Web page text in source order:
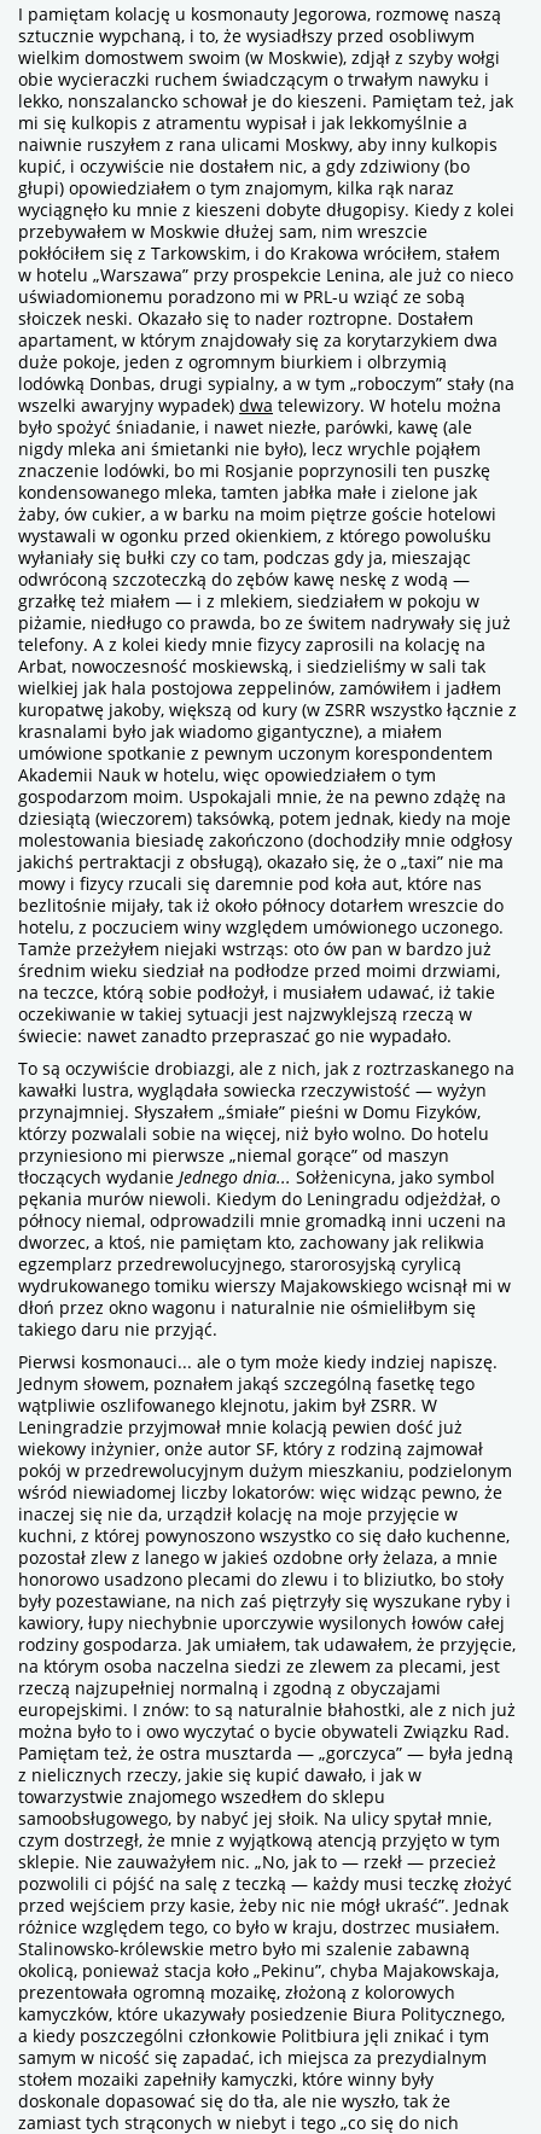
I pamiętam kolację u kosmonauty Jegorowa, rozmowę naszą
sztucznie wypchaną, i to, że wysiadłszy przed osobliwym
wielkim domostwem swoim (w Moskwie), zdjął z szyby wołgi
obie wycieraczki ruchem świadczącym o trwałym nawyku i
lekko, nonszalancko schował je do kieszeni. Pamiętam też, jak
mi się kulkopis z atramentu wypisał i jak lekkomyślnie a
naiwnie ruszyłem z rana ulicami Moskwy, aby inny kulkopis
kupić, i oczywiście nie dostałem nic, a gdy zdziwiony (bo
głupi) opowiedziałem o tym znajomym, kilka rąk naraz
wyciągnęło ku mnie z kieszeni dobyte długopisy. Kiedy z kolei
przebywałem w Moskwie dłużej sam, nim wreszcie
pokłóciłem się z Tarkowskim, i do Krakowa wróciłem, stałem
w hotelu „Warszawa” przy prospekcie Lenina, ale już co nieco
uświadomionemu poradzono mi w PRL-u wziąć ze sobą
słoiczek neski. Okazało się to nader roztropne. Dostałem
apartament, w którym znajdowały się za korytarzykiem dwa
duże pokoje, jeden z ogromnym biurkiem i olbrzymią
lodówką Donbas, drugi sypialny, a w tym „roboczym” stały (na
wszelki awaryjny wypadek) dwa telewizory. W hotelu można
było spożyć śniadanie, i nawet niezłe, parówki, kawę (ale
nigdy mleka ani śmietanki nie było), lecz wrychle pojąłem
znaczenie lodówki, bo mi Rosjanie poprzynosili ten puszkę
kondensowanego mleka, tamten jabłka małe i zielone jak
żaby, ów cukier, a w barku na moim piętrze goście hotelowi
wystawali w ogonku przed okienkiem, z którego powoluśku
wyłaniały się bułki czy co tam, podczas gdy ja, mieszając
odwróconą szczoteczką do zębów kawę neskę z wodą —
grzałkę też miałem — i z mlekiem, siedziałem w pokoju w
piżamie, niedługo co prawda, bo ze świtem nadrywały się już
telefony. A z kolei kiedy mnie fizycy zaprosili na kolację na
Arbat, nowoczesność moskiewską, i siedzieliśmy w sali tak
wielkiej jak hala postojowa zeppelinów, zamówiłem i jadłem
kuropatwę jakoby, większą od kury (w ZSRR wszystko łącznie z
krasnalami było jak wiadomo gigantyczne), a miałem
umówione spotkanie z pewnym uczonym korespondentem
Akademii Nauk w hotelu, więc opowiedziałem o tym
gospodarzom moim. Uspokajali mnie, że na pewno zdążę na
dziesiątą (wieczorem) taksówką, potem jednak, kiedy na moje
molestowania biesiadę zakończono (dochodziły mnie odgłosy
jakichś pertraktacji z obsługą), okazało się, że o „taxi” nie ma
mowy i fizycy rzucali się daremnie pod koła aut, które nas
bezlitośnie mijały, tak iż około północy dotarłem wreszcie do
hotelu, z poczuciem winy względem umówionego uczonego.
Tamże przeżyłem niejaki wstrząs: oto ów pan w bardzo już
średnim wieku siedział na podłodze przed moimi drzwiami,
na teczce, którą sobie podłożył, i musiałem udawać, iż takie
oczekiwanie w takiej sytuacji jest najzwyklejszą rzeczą w
świecie: nawet zanadto przepraszać go nie wypadało.
To są oczywiście drobiazgi, ale z nich, jak z roztrzaskanego na
kawałki lustra, wyglądała sowiecka rzeczywistość — wyżyn
przynajmniej. Słyszałem „śmiałe” pieśni w Domu Fizyków,
którzy pozwalali sobie na więcej, niż było wolno. Do hotelu
przyniesiono mi pierwsze „niemal gorące” od maszyn
tłoczących wydanie Jednego dnia... Sołżenicyna, jako symbol
pękania murów niewoli. Kiedym do Leningradu odjeżdżał, o
północy niemal, odprowadzili mnie gromadką inni uczeni na
dworzec, a ktoś, nie pamiętam kto, zachowany jak relikwia
egzemplarz przedrewolucyjnego, starorosyjską cyrylicą
wydrukowanego tomiku wierszy Majakowskiego wcisnął mi w
dłoń przez okno wagonu i naturalnie nie ośmieliłbym się
takiego daru nie przyjąć.
Pierwsi kosmonauci... ale o tym może kiedy indziej napiszę.
Jednym słowem, poznałem jakąś szczególną fasetkę tego
wątpliwie oszlifowanego klejnotu, jakim był ZSRR. W
Leningradzie przyjmował mnie kolacją pewien dość już
wiekowy inżynier, onże autor SF, który z rodziną zajmował
pokój w przedrewolucyjnym dużym mieszkaniu, podzielonym
wśród niewiadomej liczby lokatorów: więc widząc pewno, że
inaczej się nie da, urządził kolację na moje przyjęcie w
kuchni, z której powynoszono wszystko co się dało kuchenne,
pozostał zlew z lanego w jakieś ozdobne orły żelaza, a mnie
honorowo usadzono plecami do zlewu i to bliziutko, bo stoły
były pozestawiane, na nich zaś piętrzyły się wyszukane ryby i
kawiory, łupy niechybnie uporczywie wysilonych łowów całej
rodziny gospodarza. Jak umiałem, tak udawałem, że przyjęcie,
na którym osoba naczelna siedzi ze zlewem za plecami, jest
rzeczą najzupełniej normalną i zgodną z obyczajami
europejskimi. I znów: to są naturalnie błahostki, ale z nich już
można było to i owo wyczytać o bycie obywateli Związku Rad.
Pamiętam też, że ostra musztarda — „gorczyca” — była jedną
z nielicznych rzeczy, jakie się kupić dawało, i jak w
towarzystwie znajomego wszedłem do sklepu
samoobsługowego, by nabyć jej słoik. Na ulicy spytał mnie,
czym dostrzegł, że mnie z wyjątkową atencją przyjęto w tym
sklepie. Nie zauważyłem nic. „No, jak to — rzekł — przecież
pozwolili ci pójść na salę z teczką — każdy musi teczkę złożyć
przed wejściem przy kasie, żeby nic nie mógł ukraść”. Jednak
różnice względem tego, co było w kraju, dostrzec musiałem.
Stalinowsko-królewskie metro było mi szalenie zabawną
okolicą, ponieważ stacja koło „Pekinu”, chyba Majakowskaja,
prezentowała ogromną mozaikę, złożoną z kolorowych
kamyczków, które ukazywały posiedzenie Biura Politycznego,
a kiedy poszczególni członkowie Politbiura jęli znikać i tym
samym w nicość się zapadać, ich miejsca za prezydialnym
stołem mozaiki zapełniły kamyczki, które winny były
doskonale dopasować się do tła, ale nie wyszło, tak że
zamiast tych strąconych w niebyt i tego „co się do nich